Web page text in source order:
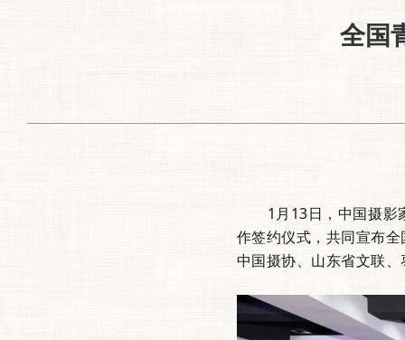
全国
1月13日，中国摄影家
作签约仪式，共同宣布
中国摄协、山东省文联